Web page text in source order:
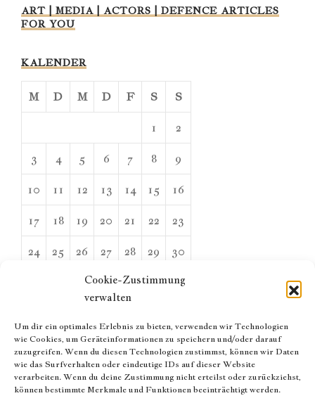
Cookie-Zustimmung
verwalten
Um dir ein optimales Erlebnis zu bieten, verwenden wir Technologien
wie Cookies, um Geräteinformationen zu speichern und/oder darauf
zuzugreifen. Wenn du diesen Technologien zustimmst, können wir Daten
wie das Surfverhalten oder eindeutige IDs auf dieser Website
verarbeiten. Wenn du deine Zustimmung nicht erteilst oder zurückziehst,
können bestimmte Merkmale und Funktionen beeinträchtigt werden.
ART | MEDIA | ACTORS | DEFENCE ARTICLES
FOR YOU
KALENDER
M D M D F S S
1 2
3 4 5 6 7 8 9
10 11 12 13 14 15 16
17 18 19 20 21 22 23
24 25 26 27 28 29 30
« März
ARCHIV